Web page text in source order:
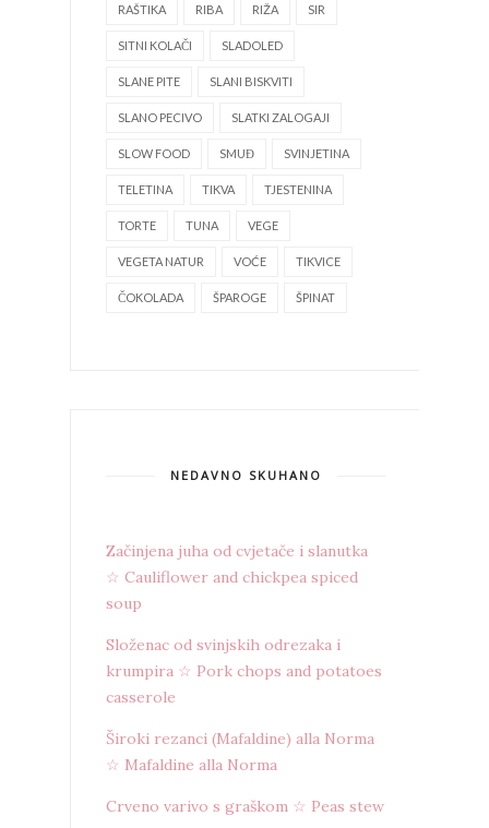
RAŠTIKA RIBA RIŽA SIR
SITNI KOLAČI SLADOLED
SLANE PITE SLANI BISKVITI
SLANO PECIVO SLATKI ZALOGAJI
SLOW FOOD SMUĐ SVINJETINA
TELETINA TIKVA TJESTENINA
TORTE TUNA VEGE
VEGETA NATUR VOĆE TIKVICE
ČOKOLADA ŠPAROGE ŠPINAT
NEDAVNO SKUHANO
Začinjena juha od cvjetače i slanutka
☆ Cauliflower and chickpea spiced
soup
Složenac od svinjskih odrezaka i
krumpira ☆ Pork chops and potatoes
casserole
Široki rezanci (Mafaldine) alla Norma
☆ Mafaldine alla Norma
Crveno varivo s graškom ☆ Peas stew